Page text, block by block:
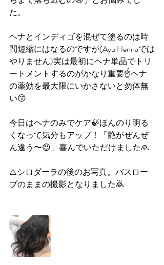
た。
ヘナとインディゴを混ぜて塗るのは時
間短縮にはなるのですが(Ayu Hennaでは
やりません)実は最初にヘナ単品でトリ
ートメントするのがかなり重要☝️ヘナ
の薬効を最大限にいかさないと勿体無
い😙
今日はヘナのみでケア🍃ほんのり明る
くなって気分もアップ！「艶がぜんぜ
ん違う〜😍」喜んでいただけました🙏
⚠️シロダーラの後のお写真。バスロー
ブのままの撮影となりました🙇